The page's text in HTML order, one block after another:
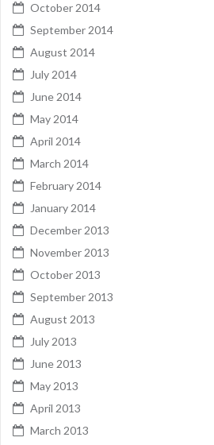
October 2014
September 2014
August 2014
July 2014
June 2014
May 2014
April 2014
March 2014
February 2014
January 2014
December 2013
November 2013
October 2013
September 2013
August 2013
July 2013
June 2013
May 2013
April 2013
March 2013